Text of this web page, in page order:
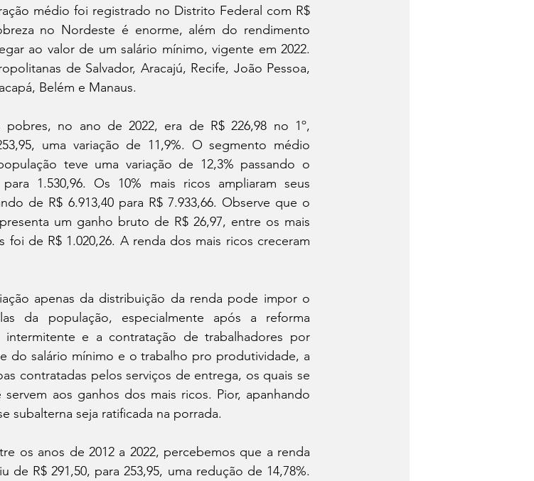
médio foi registrado no Distrito Federal com R$
no Nordeste é enorme, além do rendimento
ao valor de um salário mínimo, vigente em 2022.
de Salvador, Aracajú, Recife, João Pessoa,
Belém e Manaus.
no ano de 2022, era de R$ 226,98 no 1º,
uma variação de 11,9%. O segmento médio
teve uma variação de 12,3% passando o
1.530,96. Os 10% mais ricos ampliaram seus
de R$ 6.913,40 para R$ 7.933,66. Observe que o
um ganho bruto de R$ 26,97, entre os mais
de R$ 1.020,26. A renda dos mais ricos creceram
apenas da distribuição da renda pode impor o
da população, especialmente após a reforma
e a contratação de trabalhadores por
do salário mínimo e o trabalho pro produtividade, a
contratadas pelos serviços de entrega, os quais se
aos ganhos dos mais ricos. Pior, apanhando
subalterna seja ratificada na porrada.
os anos de 2012 a 2022, percebemos que a renda
de R$ 291,50, para 253,95, uma redução de 14,78%.